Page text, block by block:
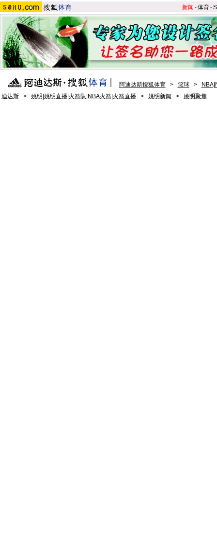
新闻 -体育-S
阿迪达斯搜狐体育 > 篮球 >
迪达斯
> 姚明|姚明直播|火箭队|NBA火箭|火箭直播 > 姚明新闻 > 姚明聚焦